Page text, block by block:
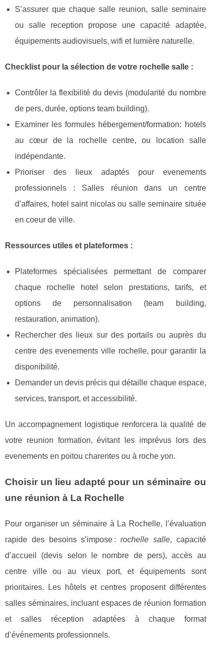
S’assurer que chaque salle reunion, salle seminaire
ou salle reception propose une capacité adaptée,
équipements audiovisuels, wifi et lumière naturelle.
Checklist pour la sélection de votre rochelle salle :
Contrôler la flexibilité du devis (modularité du nombre
de pers, durée, options team building).
Examiner les formules hébergement/formation: hotels
au cœur de la rochelle centre, ou location salle
indépendante.
Prioriser des lieux adaptés pour evenements
professionnels : Salles réunion dans un centre
d’affaires, hotel saint nicolas ou salle seminaire située
en coeur de ville.
Ressources utiles et plateformes :
Plateformes spécialisées permettant de comparer
chaque rochelle hotel selon prestations, tarifs, et
options de personnalisation (team building,
restauration, animation).
Rechercher des lieux sur des portails ou auprès du
centre des evenements ville rochelle, pour garantir la
disponibilité.
Demander un devis précis qui détaille chaque espace,
services, transport, et accessibilité.
Un accompagnement logistique renforcera la qualité de
votre reunion formation, évitant les imprévus lors des
evenements en poitou charentes ou à roche yon.
Choisir un lieu adapté pour un séminaire ou
une réunion à La Rochelle
Pour organiser un séminaire à La Rochelle, l’évaluation
rapide des besoins s’impose :rochelle salle, capacité
d’accueil (devis selon le nombre de pers), accès au
centre ville ou au vieux port, et équipements sont
prioritaires. Les hôtels et centres proposent différentes
salles séminaires, incluant espaces de réunion formation
et salles réception adaptées à chaque format
d’événements professionnels.